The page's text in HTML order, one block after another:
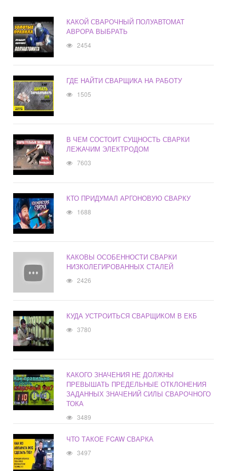
КАКОЙ СВАРОЧНЫЙ ПОЛУАВТОМАТ
АВРОРА ВЫБРАТЬ
2454
ГДЕ НАЙТИ СВАРЩИКА НА РАБОТУ
1505
В ЧЕМ СОСТОИТ СУЩНОСТЬ СВАРКИ
ЛЕЖАЧИМ ЭЛЕКТРОДОМ
7603
КТО ПРИДУМАЛ АРГОНОВУЮ СВАРКУ
1688
КАКОВЫ ОСОБЕННОСТИ СВАРКИ
НИЗКОЛЕГИРОВАННЫХ СТАЛЕЙ
2426
КУДА УСТРОИТЬСЯ СВАРЩИКОМ В ЕКБ
3780
КАКОГО ЗНАЧЕНИЯ НЕ ДОЛЖНЫ
ПРЕВЫШАТЬ ПРЕДЕЛЬНЫЕ ОТКЛОНЕНИЯ
ЗАДАННЫХ ЗНАЧЕНИЙ СИЛЫ СВАРОЧНОГО
ТОКА
3489
ЧТО ТАКОЕ FCAW СВАРКА
3497